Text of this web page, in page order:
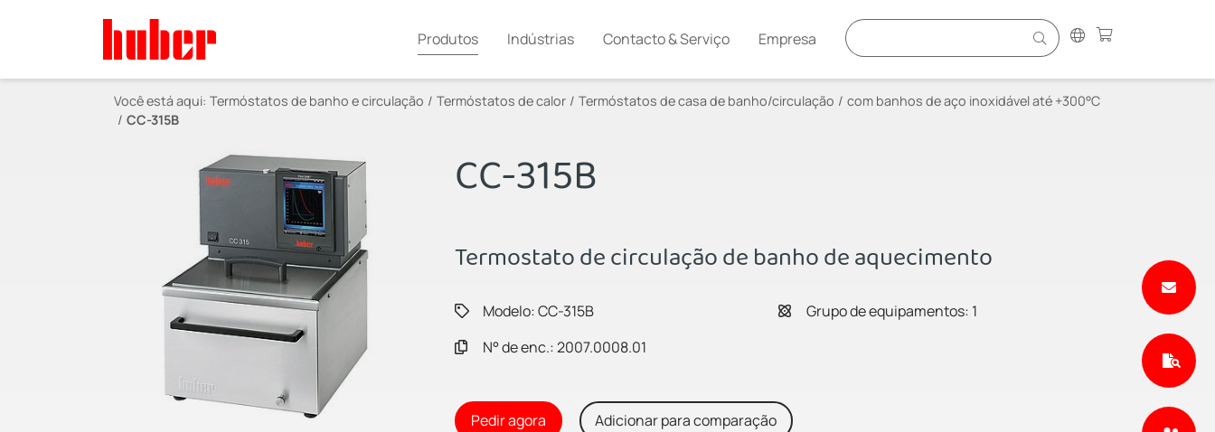
Produtos Indústrias Contacto & Serviço Empresa
Você está aqui: Termóstatos de banho e circulação Termóstatos de calor Termóstatos de casa de banho/circulação
com banhos de aço inoxidável até +300°C
CC-315B
CC-315B
Termostato de circulação de banho de aquecimento
Modelo: CC-315B
Grupo de equipamentos: 1
N° de enc.: 2007.0008.01
Pedir agora Adicionar para comparação